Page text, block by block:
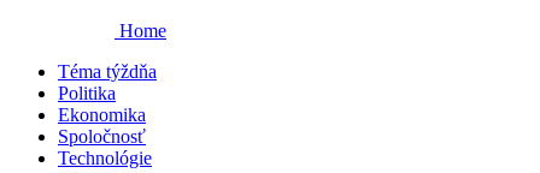
Home
Téma týždňa
Politika
Ekonomika
Spoločnosť
Technológie